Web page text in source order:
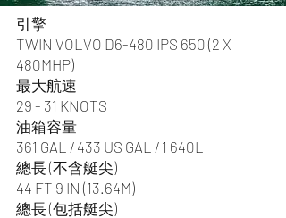
引擎
TWIN VOLVO D6-480 IPS 650 (2 X
480MHP)
最大航速
29 - 31 KNOTS
油箱容量
361 GAL / 433 US GAL / 1 640L
總長 (不含艇尖)
44 FT 9 IN (13.64M)
總長 (包括艇尖)